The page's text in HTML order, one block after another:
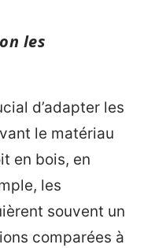
les
d’adapter les
le matériau
en bois, en
les
souvent un
comparées à